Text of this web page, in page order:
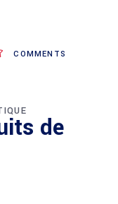
COMMENTS
de